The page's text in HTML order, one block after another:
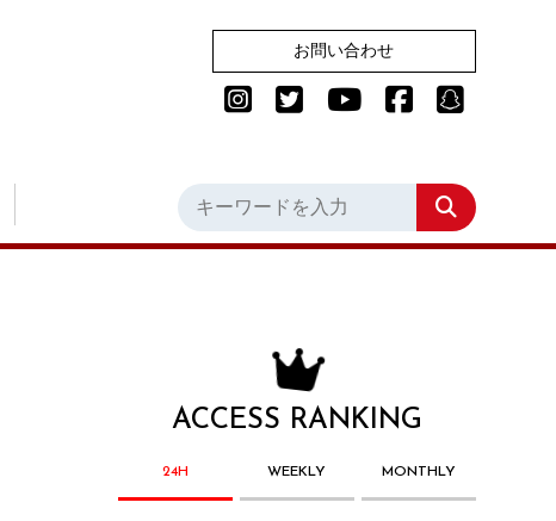
お問い合わせ
ACCESS RANKING
24H WEEKLY MONTHLY